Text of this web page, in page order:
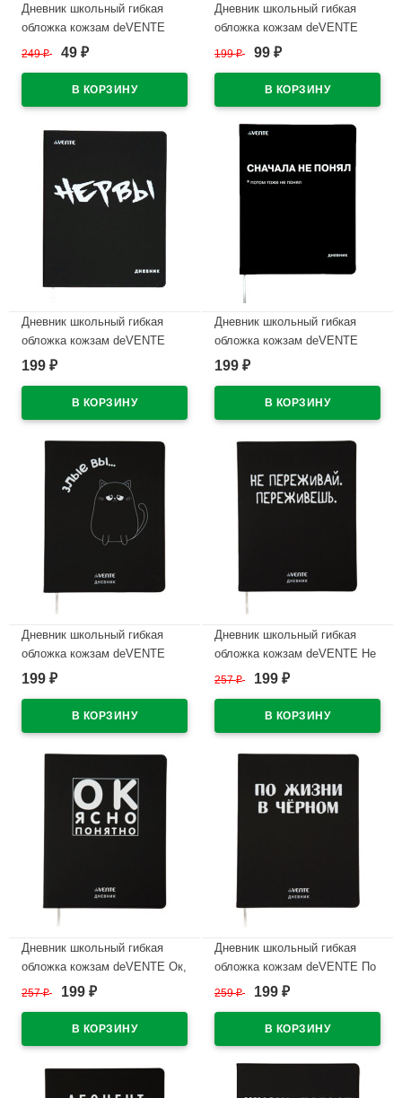
Дневник школьный гибкая
обложка кожзам deVENTE
Неделька универсальный
арт.2021294
249₽ 49 ₽
Дневник школьный гибкая
обложка кожзам deVENTE
Нервы сдали и ты сдашь
шелкография арт.2022216
199₽ 99 ₽
Дневник школьный гибкая
обложка кожзам deVENTE
Нервы универсальный блок
199 ₽
Дневник школьный гибкая
обложка кожзам deVENTE
Сначала не понял
шелкография отстрочка
арт.2022222
В наличии
199 ₽
Дневник школьный гибкая
обложка кожзам deVENTE
Злые вы... шелкография,
199 ₽
Дневник школьный гибкая
обложка кожзам deVENTE Не
переживай шелкография,
257₽ 199 ₽
Дневник школьный гибкая
обложка кожзам deVENTE Ок,
ясно, понятно шелкография,
257₽ 199 ₽
Дневник школьный гибкая
обложка кожзам deVENTE По
жизни в чёрном шелкография,
259₽ 199 ₽